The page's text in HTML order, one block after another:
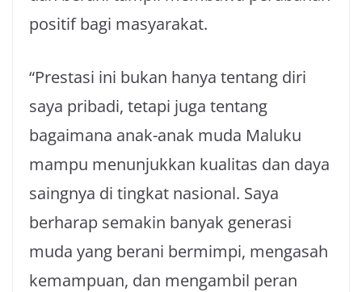
positif bagi masyarakat.
“Prestasi ini bukan hanya tentang diri
saya pribadi, tetapi juga tentang
bagaimana anak-anak muda Maluku
mampu menunjukkan kualitas dan daya
saingnya di tingkat nasional. Saya
berharap semakin banyak generasi
muda yang berani bermimpi, mengasah
kemampuan, dan mengambil peran